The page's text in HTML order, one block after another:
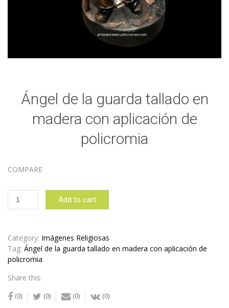
Ángel de la guarda tallado en
madera con aplicación de
policromia
COMPARE
Ángel
tallado
en
madera
aplicación
de
policromia
Add to cart
Category: Imágenes Religiosas
Tag: Ángel de la guarda tallado en madera con aplicación de
policromia
Share this:
(0) (0) (0) (0)